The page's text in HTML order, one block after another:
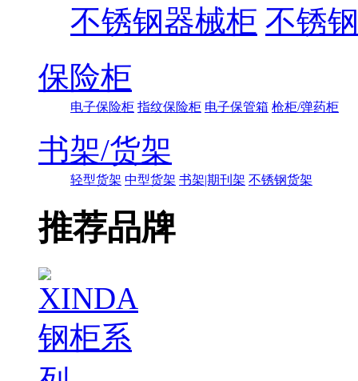
不锈钢器械柜 不锈
保险柜
电子保险柜 指纹保险柜 电子保管箱 枪柜/弹药柜
书架/货架
轻型货架 中型货架 书架|期刊架 不锈钢货架
推荐品牌